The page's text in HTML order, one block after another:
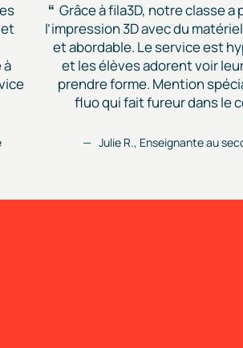
à
Grâce à fila3D, notre classe a
l’impression 3D avec du
et abordable. Le service est
et les élèves adorent voir
prendre forme. Mention
fluo qui fait fureur dans le
Julie R., Enseignante au